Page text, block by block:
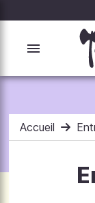
Accueil